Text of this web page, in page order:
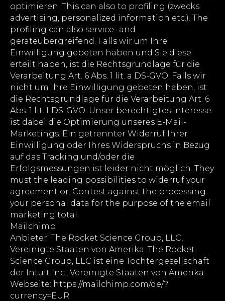
optimieren. This can also to profiling (zwecks
advertising, personalized information etc.). The
profiling can also service- and
geräteübergreifend. Falls wir um Ihre
Einwilligung gebeten haben und Sie diese
erteilt haben, ist die Rechtsgrundlage für die
Verarbeitung Art. 6 Abs. 1 lit. a DS-GVO. Falls wir
nicht um Ihre Einwilligung gebeten haben, ist
die Rechtsgrundlage für die Verarbeitung Art. 6
Abs. 1 lit. f DS-GVO. Unser berechtigtes Interesse
ist dabei die Optimierung unseres E-Mail-
Marketings. Ein getrennter Widerruf Ihrer
Einwilligung oder Ihres Widerspruchs in Bezug
auf das Tracking und/oder die
Erfolgsmessungen ist leider nicht möglich. They
must the leading possibilities to widerruf your
agreement or. Contest against the processing
your personal data for the purpose of the email
marketing total.
Mailchimp
Anbieter: The Rocket Science Group, LLC,
Vereinigte Staaten von Amerika. The Rocket
Science Group, LLC ist eine Tochtergesellschaft
der Intuit Inc., Vereinigte Staaten von Amerika.
Webseite: https://mailchimp.com/de/?
currency=EUR